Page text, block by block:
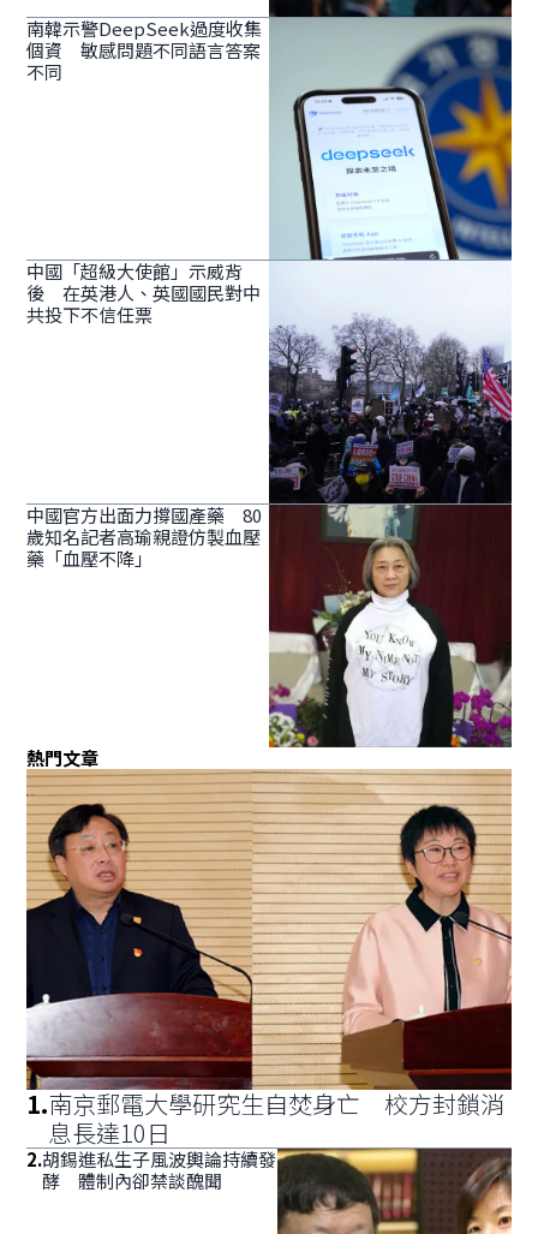
南韓示警DeepSeek過度收集
個資 敏感問題不同語言答案
不同
中國「超級大使館」示威背
後 在英港人、英國國民對中
共投下不信任票
中國官方出面力撐國產藥 80
歲知名記者高瑜親證仿製血壓
藥「血壓不降」
熱門文章
1.南京郵電大學研究生自焚身亡 校方封鎖消
息長達10日
2.胡錫進私生子風波輿論持續發
酵 體制內卻禁談醜聞